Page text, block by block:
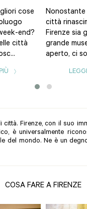
cose
end?
città
Nonostante
città
Firenze sia
grande
aperto, ci
città. Firenze, con il suo
è universalmente
del mondo. Ne è un
COSA FARE A FIRENZE